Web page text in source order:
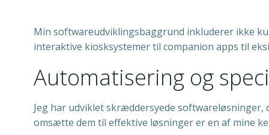
Min softwareudviklingsbaggrund inkluderer ikke
interaktive kiosksystemer til companion apps til
Automatisering og
Jeg har udviklet skræddersyede
omsætte dem til effektive løsninger er en af mine